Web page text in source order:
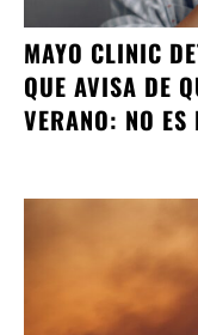
MAYO CLINIC
QUE AVISA DE
VERANO: NO ES